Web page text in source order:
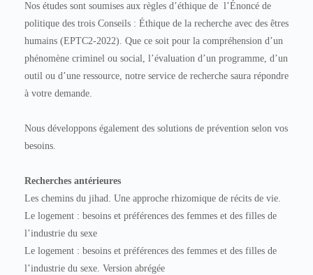
Nos études sont soumises aux règles d’éthique de l’Énoncé de
politique des trois Conseils : Éthique de la recherche avec des êtres
humains (EPTC2-2022). Que ce soit pour la compréhension d’un
phénomène criminel ou social, l’évaluation d’un programme, d’un
outil ou d’une ressource, notre service de recherche saura répondre
à votre demande.
Nous développons également des solutions de prévention selon vos
besoins.
Recherches antérieures
Les chemins du jihad. Une approche rhizomique de récits de vie.
Le logement : besoins et préférences des femmes et des filles de
l’industrie du sexe
Le logement : besoins et préférences des femmes et des filles de
l’industrie du sexe. Version abrégée